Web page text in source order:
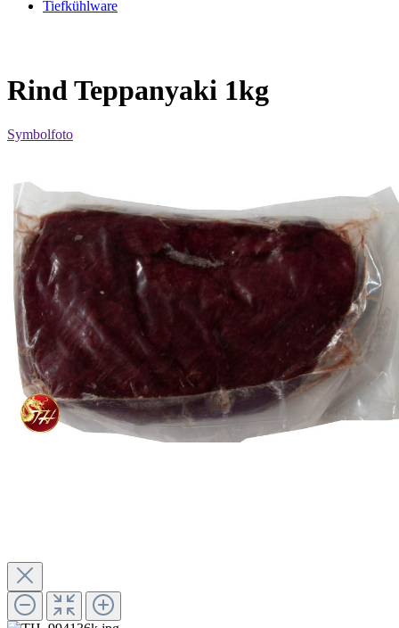
Tiefkühlware
Rind Teppanyaki 1kg
Symbolfoto